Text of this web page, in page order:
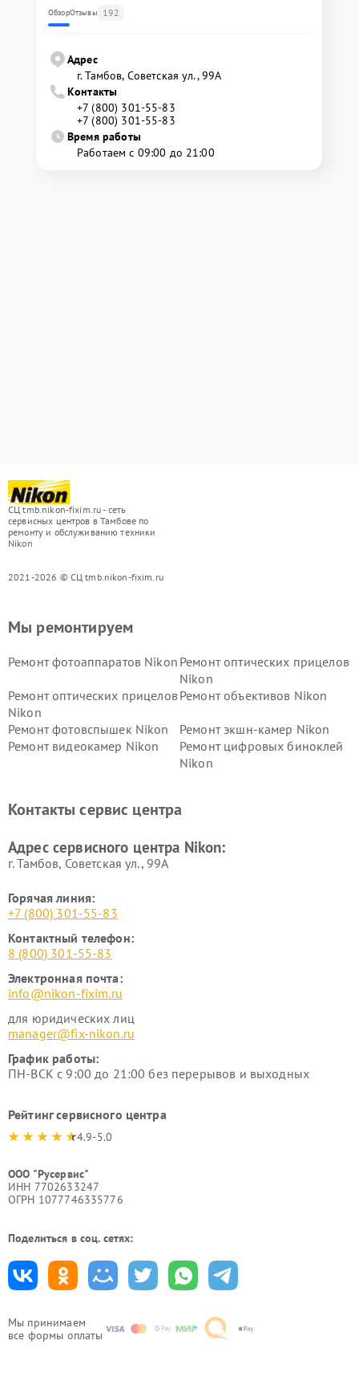
ОбзорОтзывы 192
Адрес
г. Тамбов, Советская ул., 99А
Контакты
+7 (800) 301-55-83
+7 (800) 301-55-83
Время работы
Работаем с 09:00 до 21:00
СЦ tmb.nikon-fixim.ru - сеть
сервисных центров в Тамбове по
ремонту и обслуживанию техники
Nikon
2021-2026 © СЦ tmb.nikon-fixim.ru
Мы принимаем
все формы оплаты
Мы ремонтируем
Ремонт фотоаппаратов Nikon Ремонт оптических прицелов
Nikon
Ремонт оптических прицелов
Nikon
Ремонт объективов Nikon
Ремонт фотовспышек Nikon
Ремонт экшн-камер Nikon
Ремонт видеокамер Nikon
Ремонт цифровых биноклей
Nikon
Ремонт цифровых монокуляров Nikon
Контакты сервис центра
Адрес сервисного центра Nikon:
г. Тамбов, Советская ул., 99А
Горячая линия:
+7 (800) 301-55-83
Контактный телефон:
8 (800) 301-55-83
Электронная почта:
info@nikon-fixim.ru
для юридических лиц
manager@fix-nikon.ru
График работы:
ПН-ВСК с 9:00 до 21:00 без перерывов и выходных
Рейтинг сервисного центра
4.9-5.0
ООО "Русервис"
ИНН 7702633247
ОГРН 1077746335776
Поделиться в соц. сетях: